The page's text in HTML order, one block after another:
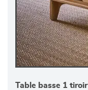
Table basse 1 tiroir